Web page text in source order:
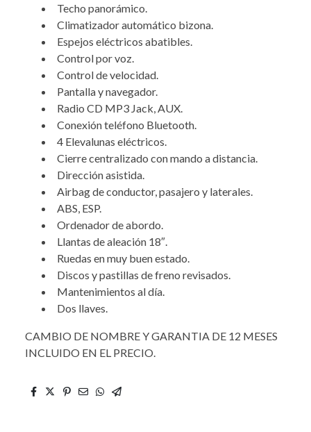
Techo panorámico.
Climatizador automático bizona.
Espejos eléctricos abatibles.
Control por voz.
Control de velocidad.
Pantalla y navegador.
Radio CD MP3 Jack, AUX.
Conexión teléfono Bluetooth.
4 Elevalunas eléctricos.
Cierre centralizado con mando a distancia.
Dirección asistida.
Airbag de conductor, pasajero y laterales.
ABS, ESP.
Ordenador de abordo.
Llantas de aleación 18″.
Ruedas en muy buen estado.
Discos y pastillas de freno revisados.
Mantenimientos al día.
Dos llaves.
CAMBIO DE NOMBRE Y GARANTIA DE 12 MESES
INCLUIDO EN EL PRECIO.